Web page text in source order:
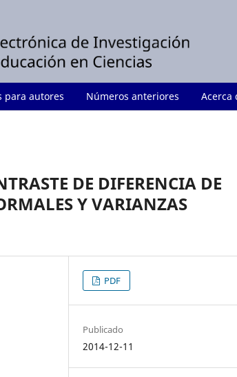
para autores Números anteriores Acerca
DE DIFERENCIA DE
Y VARIANZAS
PDF
Publicado
2014-12-11